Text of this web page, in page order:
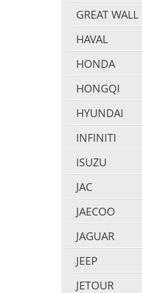
GREAT WALL
HAVAL
HONDA
HONGQI
HYUNDAI
INFINITI
ISUZU
JAC
JAECOO
JAGUAR
JEEP
JETOUR